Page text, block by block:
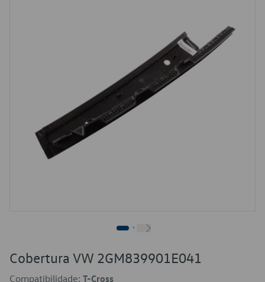
Cobertura VW 2GM839901E041
Compatibilidade: T-Cross